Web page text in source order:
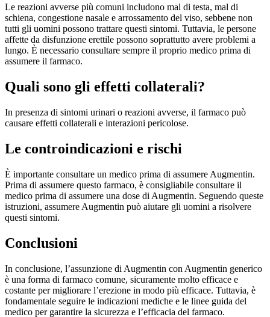
Le reazioni avverse più comuni includono mal di testa, mal di
schiena, congestione nasale e arrossamento del viso, sebbene non
tutti gli uomini possono trattare questi sintomi. Tuttavia, le persone
affette da disfunzione erettile possono soprattutto avere problemi a
lungo. È necessario consultare sempre il proprio medico prima di
assumere il farmaco.
Quali sono gli effetti collaterali?
In presenza di sintomi urinari o reazioni avverse, il farmaco può
causare effetti collaterali e interazioni pericolose.
Le controindicazioni e rischi
È importante consultare un medico prima di assumere Augmentin.
Prima di assumere questo farmaco, è consigliabile consultare il
medico prima di assumere una dose di Augmentin. Seguendo queste
istruzioni, assumere Augmentin può aiutare gli uomini a risolvere
questi sintomi.
Conclusioni
In conclusione, l’assunzione di Augmentin con Augmentin generico
è una forma di farmaco comune, sicuramente molto efficace e
costante per migliorare l’erezione in modo più efficace. Tuttavia, è
fondamentale seguire le indicazioni mediche e le linee guida del
medico per garantire la sicurezza e l’efficacia del farmaco.